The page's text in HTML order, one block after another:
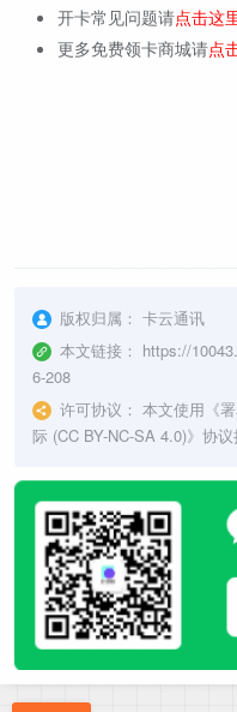
开卡常见问题请点击这
更多免费领卡商城请点
版权归属： 卡云通讯
本文链接： https://
6-208
许可协议： 本文使用《
际 (CC BY-NC-SA 4.0)》协